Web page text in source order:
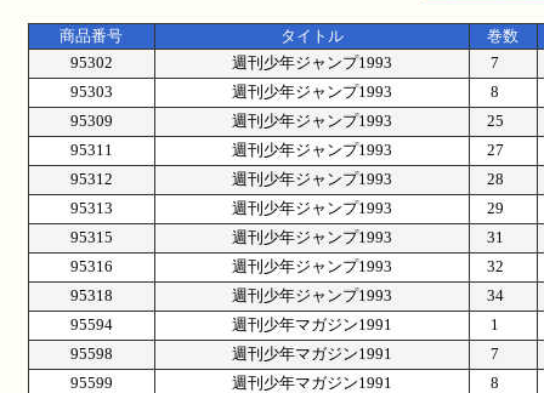
商品番号 タイトル
巻数
95302
週刊少年ジャンプ1993
7
95303
週刊少年ジャンプ1993
8
95309
週刊少年ジャンプ1993
25
95311
週刊少年ジャンプ1993
27
95312
週刊少年ジャンプ1993
28
95313
週刊少年ジャンプ1993
29
95315
週刊少年ジャンプ1993
31
95316
週刊少年ジャンプ1993
32
95318
週刊少年ジャンプ1993
34
95594
週刊少年マガジン1991
1
95598
週刊少年マガジン1991
7
95599
週刊少年マガジン1991
8